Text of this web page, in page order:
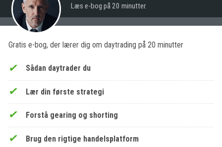
Læs e-bog på 20 minutter.
Gratis e-bog, der lærer dig om daytrading på 20 minutter
Sådan daytrader du
Lær din første strategi
Forstå gearing og shorting
Brug den rigtige handelsplatform